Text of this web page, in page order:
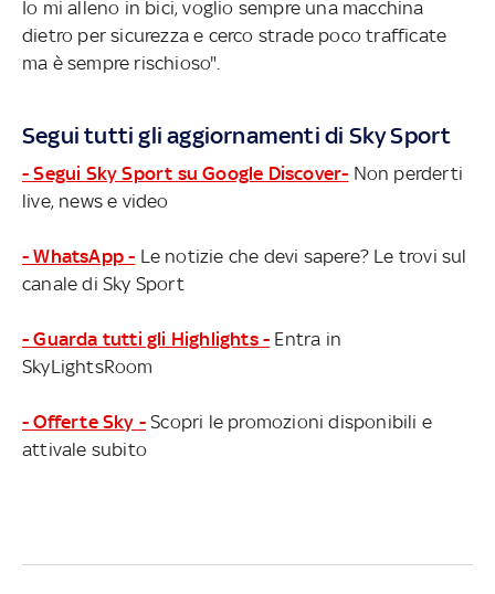
Io mi alleno in bici, voglio sempre una macchina
dietro per sicurezza e cerco strade poco trafficate
ma è sempre rischioso".
Segui tutti gli aggiornamenti di Sky Sport
- Segui Sky Sport su Google Discover- Non perderti
live, news e video
- WhatsApp - Le notizie che devi sapere? Le trovi sul
canale di Sky Sport
- Guarda tutti gli Highlights - Entra in
SkyLightsRoom
- Offerte Sky - Scopri le promozioni disponibili e
attivale subito